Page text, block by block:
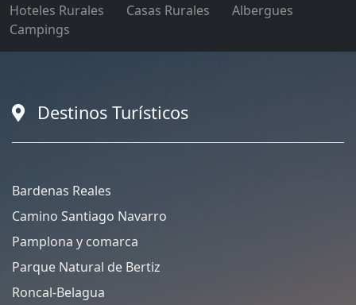
Hoteles Rurales Casas Rurales
Albergues
Campings
Destinos Turísticos
Bardenas Reales
Camino Santiago Navarro
Pamplona y comarca
Parque Natural de Bertiz
Roncal-Belagua